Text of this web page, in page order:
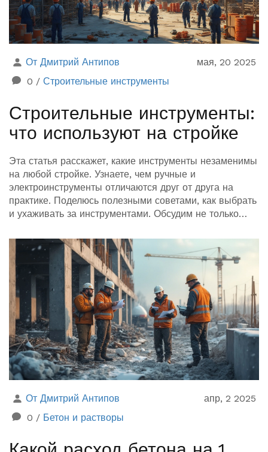
От Дмитрий Антипов
мая, 20 2025
0 / Строительные инструменты
Строительные инструменты:
что используют на стройке
Эта статья расскажет, какие инструменты незаменимы
на любой стройке. Узнаете, чем ручные и
электроинструменты отличаются друг от друга на
практике. Поделюсь полезными советами, как выбрать
и ухаживать за инструментами. Обсудим не только
гаджеты на стройплощадке. Подсмотрим некоторые
рабочие лайфхаки и интересные факты.
От Дмитрий Антипов
апр, 2 2025
0 / Бетон и растворы